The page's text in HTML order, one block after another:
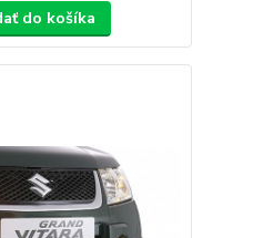
do košíka